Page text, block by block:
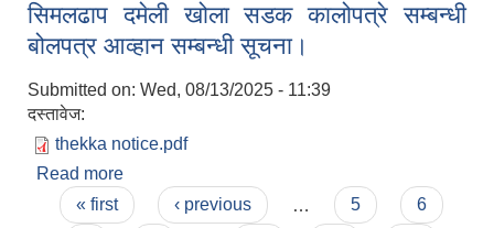
सिमलढाप दमेली खोला सडक कालोपत्रे सम्बन्धी
बोलपत्र आव्हान सम्बन्धी सूचना।
Submitted on: Wed, 08/13/2025 - 11:39
दस्तावेज:
thekka notice.pdf
Read more
बोलपत्र आव्हान सम्बन्धी सूचना।
Pages
« first ‹ previous 5
6